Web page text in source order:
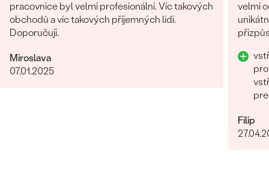
pracovnice byl velmi profesionální. Víc takových
obchodů a víc takových příjemných lidí.
Doporučuji.
Miroslava
07.01.2025
velmi
Filip